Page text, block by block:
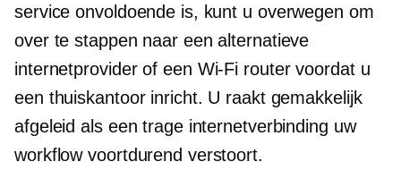
service onvoldoende is, kunt u overwegen om
over te stappen naar een alternatieve
internetprovider of een Wi-Fi router voordat u
een thuiskantoor inricht. U raakt gemakkelijk
afgeleid als een trage internetverbinding uw
workflow voortdurend verstoort.